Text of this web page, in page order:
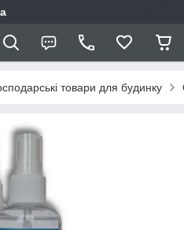
товари для будинку